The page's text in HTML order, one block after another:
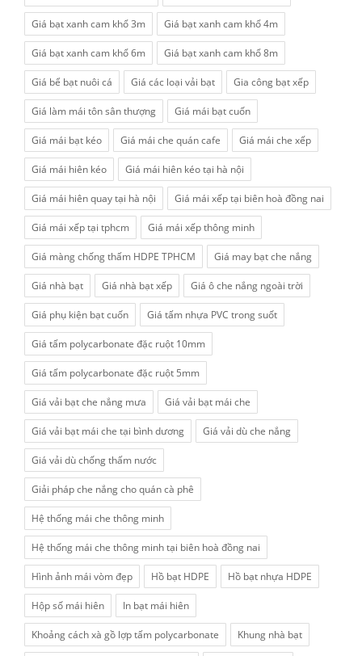
Giá bạt xanh cam khổ 3m Giá bạt xanh cam khổ 4m
Giá bạt xanh cam khổ 6m Giá bạt xanh cam khổ 8m
Giá bể bạt nuôi cá Giá các loại vải bạt Gia công bạt xếp
Giá làm mái tôn sân thượng Giá mái bạt cuốn
Giá mái bạt kéo Giá mái che quán cafe Giá mái che xếp
Giá mái hiên kéo Giá mái hiên kéo tại hà nội
Giá mái hiên quay tại hà nội Giá mái xếp tại biên hoà đồng nai
Giá mái xếp tại tphcm Giá mái xếp thông minh
Giá màng chống thấm HDPE TPHCM Giá may bạt che nắng
Giá nhà bạt Giá nhà bạt xếp Giá ô che nắng ngoài trời
Giá phụ kiện bạt cuốn Giá tấm nhựa PVC trong suốt
Giá tấm polycarbonate đặc ruột 10mm
Giá tấm polycarbonate đặc ruột 5mm
Giá vải bạt che nắng mưa Giá vải bạt mái che
Giá vải bạt mái che tại bình dương Giá vải dù che nắng
Giá vải dù chống thấm nước
Giải pháp che nắng cho quán cà phê
Hệ thống mái che thông minh
Hệ thống mái che thông minh tại biên hoà đồng nai
Hình ảnh mái vòm đẹp Hồ bạt HDPE Hồ bạt nhựa HDPE
Hộp số mái hiên In bạt mái hiên
Khoảng cách xà gồ lợp tấm polycarbonate Khung nhà bạt